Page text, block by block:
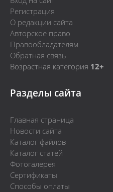
Регистрация
О редакции сайта
Авторское право
Правообладателям
Обратная связь
Возрастная категория 12+
Разделы сайта
Главная страница
Новости сайта
Каталог файлов
Каталог статей
Фотогалерея
Сертификаты
Способы оплаты